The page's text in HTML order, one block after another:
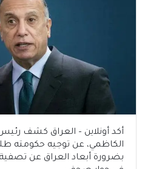
أكد أونلاين – العراق كشف
الكاظمي، عن توجيه حكومته
بضرورة أبعاد العراق عن